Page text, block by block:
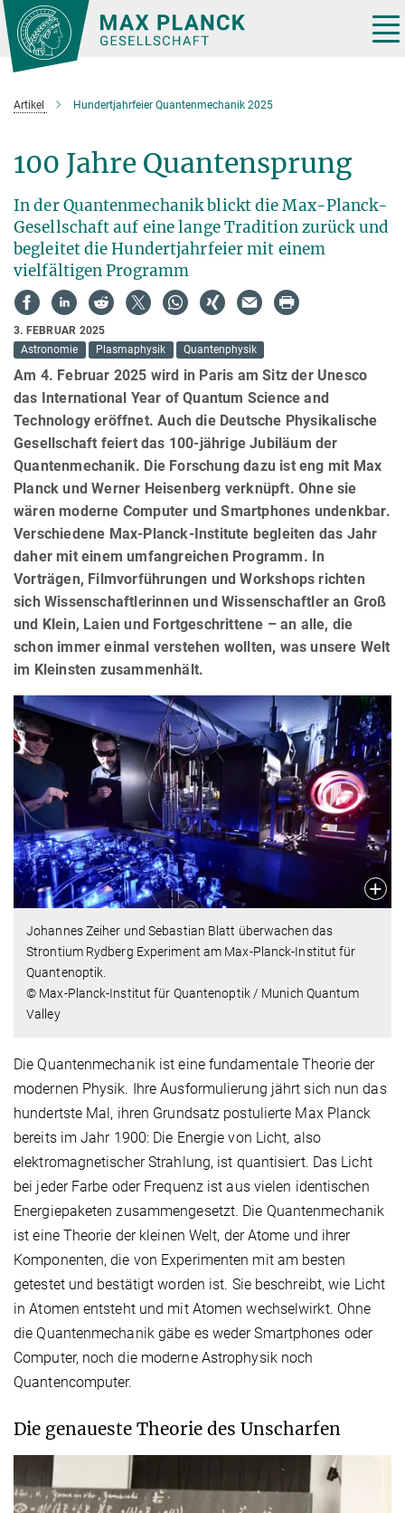
Hauptinhalt
Artikel Hundertjahrfeier Quantenmechanik 2025
100 Jahre Quantensprung
In der Quantenmechanik blickt die Max-Planck-
Gesellschaft auf eine lange Tradition zurück und
begleitet die Hundertjahrfeier mit einem
vielfältigen Programm
3. FEBRUAR 2025
Astronomie
Plasmaphysik Quantenphysik
Am 4. Februar 2025 wird in Paris am Sitz der Unesco
das International Year of Quantum Science and
Technology eröffnet. Auch die Deutsche Physikalische
Gesellschaft feiert das 100-jährige Jubiläum der
Quantenmechanik. Die Forschung dazu ist eng mit Max
Planck und Werner Heisenberg verknüpft. Ohne sie
wären moderne Computer und Smartphones undenkbar.
Verschiedene Max-Planck-Institute begleiten das Jahr
daher mit einem umfangreichen Programm. In
Vorträgen, Filmvorführungen und Workshops richten
sich Wissenschaftlerinnen und Wissenschaftler an Groß
und Klein, Laien und Fortgeschrittene – an alle, die
schon immer einmal verstehen wollten, was unsere Welt
im Kleinsten zusammenhält.
Johannes Zeiher und Sebastian Blatt überwachen das
Strontium Rydberg Experiment am Max-Planck-Institut für
Quantenoptik.
© Max-Planck-Institut für Quantenoptik / Munich Quantum
Valley
Die Quantenmechanik ist eine fundamentale Theorie der
modernen Physik. Ihre Ausformulierung jährt sich nun das
hundertste Mal, ihren Grundsatz postulierte Max Planck
bereits im Jahr 1900: Die Energie von Licht, also
elektromagnetischer Strahlung, ist quantisiert. Das Licht
bei jeder Farbe oder Frequenz ist aus vielen identischen
Energiepaketen zusammengesetzt. Die Quantenmechanik
ist eine Theorie der kleinen Welt, der Atome und ihrer
Komponenten, die von Experimenten mit am besten
getestet und bestätigt worden ist. Sie beschreibt, wie Licht
in Atomen entsteht und mit Atomen wechselwirkt. Ohne
die Quantenmechanik gäbe es weder Smartphones oder
Computer, noch die moderne Astrophysik noch
Quantencomputer.
Die genaueste Theorie des Unscharfen